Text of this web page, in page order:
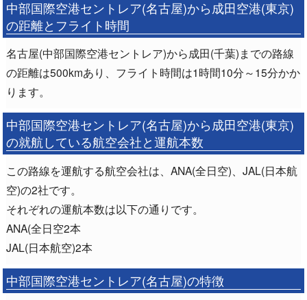
中部国際空港セントレア(名古屋)から成田空港(東京)
の距離とフライト時間
名古屋(中部国際空港セントレア)から成田(千葉)までの路線
の距離は500kmあり、フライト時間は1時間10分～15分かか
ります。
中部国際空港セントレア(名古屋)から成田空港(東京)
の就航している航空会社と運航本数
この路線を運航する航空会社は、ANA(全日空)、JAL(日本航
空)の2社です。
それぞれの運航本数は以下の通りです。
ANA(全日空2本
JAL(日本航空)2本
中部国際空港セントレア(名古屋)の特徴